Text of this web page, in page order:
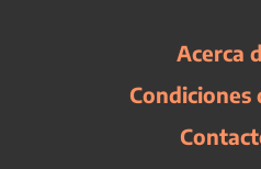
Acerca
Condiciones